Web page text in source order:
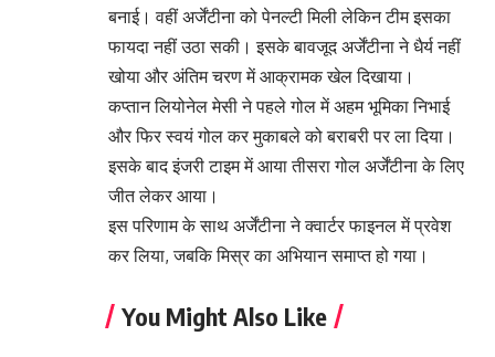
बनाई। वहीं अर्जेंटीना को पेनल्टी मिली लेकिन टीम इसका
फायदा नहीं उठा सकी। इसके बावजूद अर्जेंटीना ने धैर्य नहीं
खोया और अंतिम चरण में आक्रामक खेल दिखाया।
कप्तान लियोनेल मेसी ने पहले गोल में अहम भूमिका निभाई
और फिर स्वयं गोल कर मुकाबले को बराबरी पर ला दिया।
इसके बाद इंजरी टाइम में आया तीसरा गोल अर्जेंटीना के लिए
जीत लेकर आया।
इस परिणाम के साथ अर्जेंटीना ने क्वार्टर फाइनल में प्रवेश
कर लिया, जबकि मिस्र का अभियान समाप्त हो गया।
You Might Also Like